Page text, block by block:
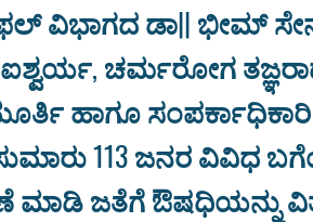
ವಿಭಾಗದ ಡಾ|| ಭೀಮ್
ಐಶ್ವರ್ಯ, ಚರ್ಮರೋಗ
ಹಾಗೂ ಸಂಪರ್ಕಾಧಿಕಾರಿ
113 ಜನರ ವಿವಿಧ
ಜತೆಗೆ ಔಷಧಿಯನ್ನು